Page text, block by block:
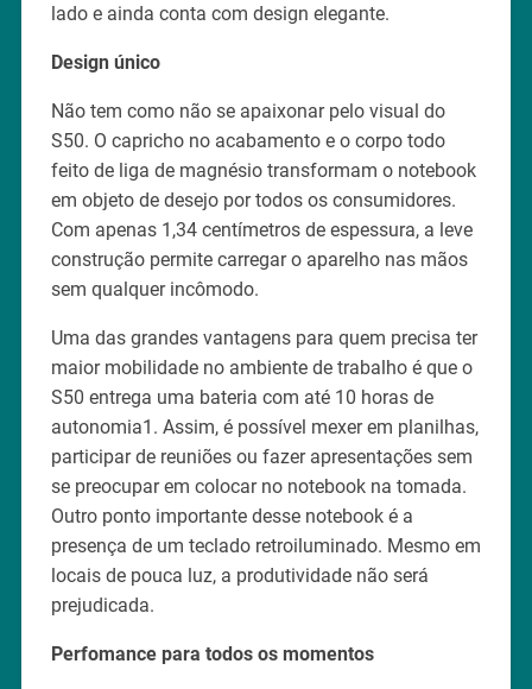
lado e ainda conta com design elegante.
Design único
Não tem como não se apaixonar pelo visual do
S50. O capricho no acabamento e o corpo todo
feito de liga de magnésio transformam o notebook
em objeto de desejo por todos os consumidores.
Com apenas 1,34 centímetros de espessura, a leve
construção permite carregar o aparelho nas mãos
sem qualquer incômodo.
Uma das grandes vantagens para quem precisa ter
maior mobilidade no ambiente de trabalho é que o
S50 entrega uma bateria com até 10 horas de
autonomia1. Assim, é possível mexer em planilhas,
participar de reuniões ou fazer apresentações sem
se preocupar em colocar no notebook na tomada.
Outro ponto importante desse notebook é a
presença de um teclado retroiluminado. Mesmo em
locais de pouca luz, a produtividade não será
prejudicada.
Perfomance para todos os momentos